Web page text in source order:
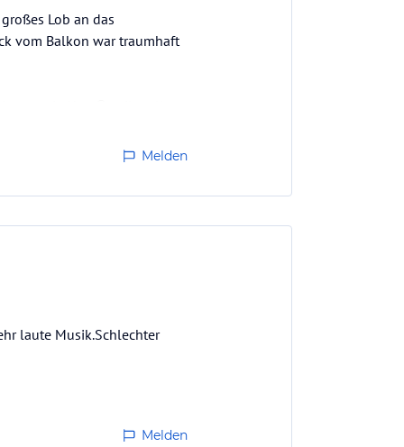
Lob an das
vom Balkon war traumhaft
nicht, und nach 22 Uhr
Melden
laute Musik.Schlechter
Melden